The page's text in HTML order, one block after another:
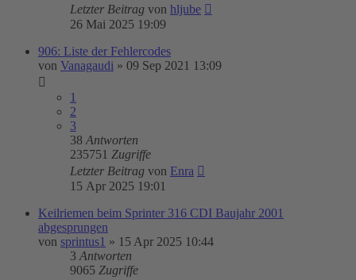
Letzter Beitrag von hljube
26 Mai 2025 19:09
906: Liste der Fehlercodes
von Vanagaudi » 09 Sep 2021 13:09
1
2
3
38 Antworten
235751 Zugriffe
Letzter Beitrag von Enra
15 Apr 2025 19:01
Keilriemen beim Sprinter 316 CDI Baujahr 2001
abgesprungen
von sprintus1 » 15 Apr 2025 10:44
3 Antworten
9065 Zugriffe